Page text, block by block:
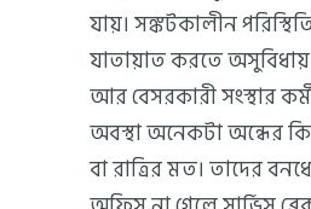
যায়। সঙ্কটকালীন
যাতায়াত করতে
আর বেসরকারী সংস্থার
অবস্থা অনেকটা অন্ধের
বা রাত্রির মত। তাদের